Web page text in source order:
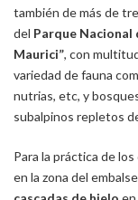
también de más de
del Parque Nacional
Maurici”, con
variedad de fauna
nutrias, etc, y
subalpinos repletos
Para la práctica de
en la zona del